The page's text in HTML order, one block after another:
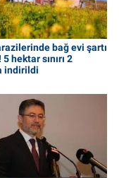
bağ evi şartı
hektar sınırı 2
indirildi